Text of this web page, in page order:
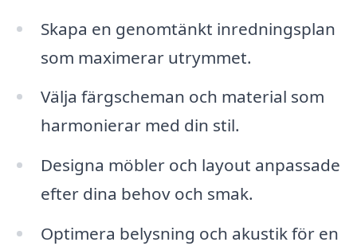
Skapa en genomtänkt inredningsplan
som maximerar utrymmet.
Välja färgscheman och material som
harmonierar med din stil.
Designa möbler och layout anpassade
efter dina behov och smak.
Optimera belysning och akustik för en